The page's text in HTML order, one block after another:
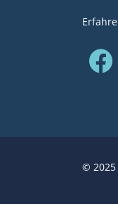
Erfahre
© 2025